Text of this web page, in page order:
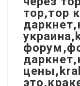
тор,тор